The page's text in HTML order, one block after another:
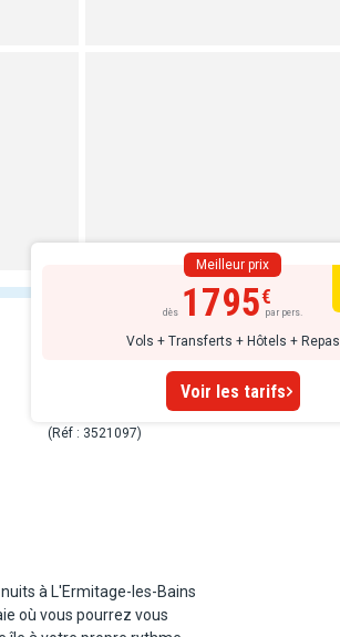
Meilleur prix
dès 1795 par pers.
Vols + Transferts + Hôtels + Repas
Voir les tarifs
(Réf : 3521097)
à L'Ermitage-les-Bains
où vous pourrez vous